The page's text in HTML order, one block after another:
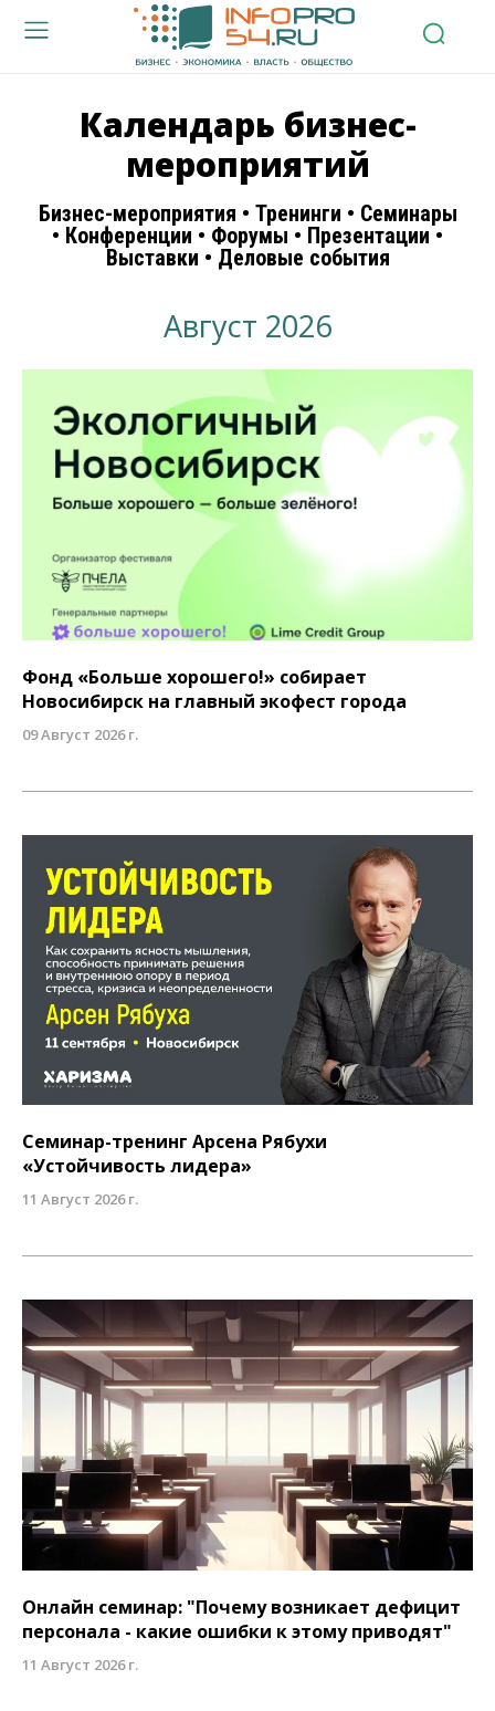
Календарь бизнес-
мероприятий
Бизнес-мероприятия • Тренинги • Семинары
• Конференции • Форумы • Презентации •
Выставки • Деловые события
Август 2026
Фонд «Больше хорошего!» собирает
Новосибирск на главный экофест города
09 Август 2026 г.
Семинар-тренинг Арсена Рябухи
«Устойчивость лидера»
11 Август 2026 г.
Онлайн семинар: "Почему возникает дефицит
персонала - какие ошибки к этому приводят"
11 Август 2026 г.